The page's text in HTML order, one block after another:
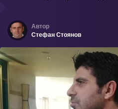
Стефан Стоянов